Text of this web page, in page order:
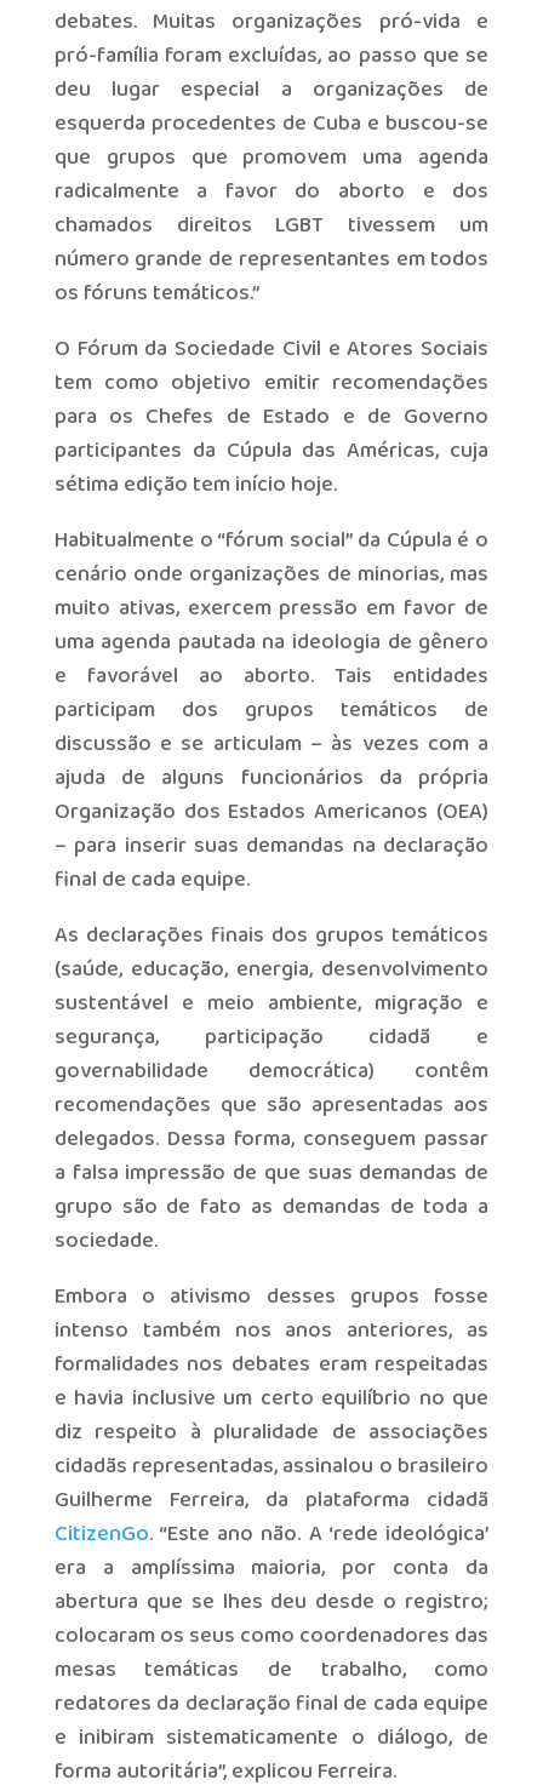
debates. Muitas organizações pró-vida e
pró-família foram excluídas, ao passo que se
deu lugar especial a organizações de
esquerda procedentes de Cuba e buscou-se
que grupos que promovem uma agenda
radicalmente a favor do aborto e dos
chamados direitos LGBT tivessem um
número grande de representantes em todos
os fóruns temáticos.”
O Fórum da Sociedade Civil e Atores Sociais
tem como objetivo emitir recomendações
para os Chefes de Estado e de Governo
participantes da Cúpula das Américas, cuja
sétima edição tem início hoje.
Habitualmente o “fórum social” da Cúpula é o
cenário onde organizações de minorias, mas
muito ativas, exercem pressão em favor de
uma agenda pautada na ideologia de gênero
e favorável ao aborto. Tais entidades
participam dos grupos temáticos de
discussão e se articulam – às vezes com a
ajuda de alguns funcionários da própria
Organização dos Estados Americanos (OEA)
– para inserir suas demandas na declaração
final de cada equipe.
As declarações finais dos grupos temáticos
(saúde, educação, energia, desenvolvimento
sustentável e meio ambiente, migração e
segurança, participação cidadã e
governabilidade democrática) contêm
recomendações que são apresentadas aos
delegados. Dessa forma, conseguem passar
a falsa impressão de que suas demandas de
grupo são de fato as demandas de toda a
sociedade.
Embora o ativismo desses grupos fosse
intenso também nos anos anteriores, as
formalidades nos debates eram respeitadas
e havia inclusive um certo equilíbrio no que
diz respeito à pluralidade de associações
cidadãs representadas, assinalou o brasileiro
Guilherme Ferreira, da plataforma cidadã
CitizenGo. “Este ano não. A ‘rede ideológica’
era a amplíssima maioria, por conta da
abertura que se lhes deu desde o registro;
colocaram os seus como coordenadores das
mesas temáticas de trabalho, como
redatores da declaração final de cada equipe
e inibiram sistematicamente o diálogo, de
forma autoritária”, explicou Ferreira.